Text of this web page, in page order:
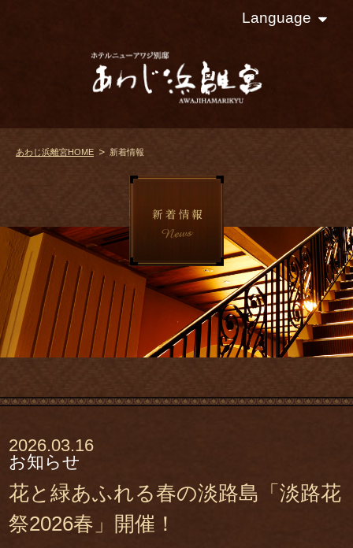
Language
あわじ浜離宮HOME 新着情報
2026.03.16
お知らせ
花と緑あふれる春の淡路島「淡路花
祭2026春」開催！